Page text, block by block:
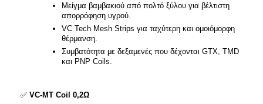
Μείγμα βαμβακιού από πολτό ξύλου για βέλτιστη
απορρόφηση υγρού.​
VC Tech Mesh Strips για ταχύτερη και ομοιόμορφη
θέρμανση.​
Συμβατότητα με δεξαμενές που δέχονται GTX, TMD
και PNP Coils.​
✅ VC-MT Coil 0,2Ω